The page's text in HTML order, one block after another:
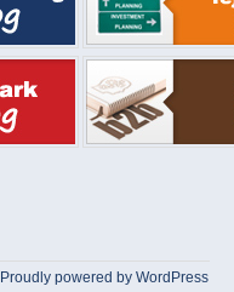
Proudly powered by WordPress